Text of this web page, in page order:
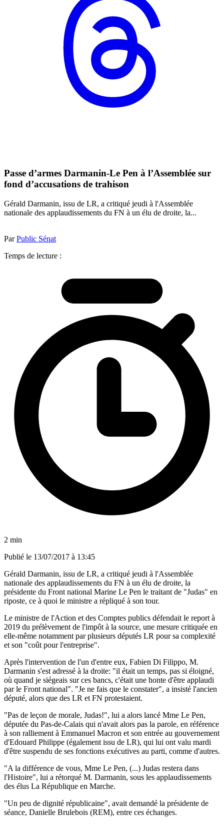
Passe d’armes Darmanin-Le Pen à l’Assemblée sur
fond d’accusations de trahison
Gérald Darmanin, issu de LR, a critiqué jeudi à l'Assemblée
nationale des applaudissements du FN à un élu de droite, la...
ParPublic Sénat
Temps de lecture :
2 min
Publié le 13/07/2017 à 13:45
Gérald Darmanin, issu de LR, a critiqué jeudi à l'Assemblée
nationale des applaudissements du FN à un élu de droite, la
présidente du Front national Marine Le Pen le traitant de "Judas" en
riposte, ce à quoi le ministre a répliqué à son tour.
Le ministre de l'Action et des Comptes publics défendait le report à
2019 du prélèvement de l'impôt à la source, une mesure critiquée en
elle-même notamment par plusieurs députés LR pour sa complexité
et son "coût pour l'entreprise".
Après l'intervention de l'un d'entre eux, Fabien Di Filippo, M.
Darmanin s'est adressé à la droite: "il était un temps, pas si éloigné,
où quand je siégeais sur ces bancs, c'était une honte d'être applaudi
par le Front national". "Je ne fais que le constater", a insisté l'ancien
député, alors que des LR et FN protestaient.
"Pas de leçon de morale, Judas!", lui a alors lancé Mme Le Pen,
députée du Pas-de-Calais qui n'avait alors pas la parole, en référence
à son ralliement à Emmanuel Macron et son entrée au gouvernement
d'Edouard Philippe (également issu de LR), qui lui ont valu mardi
d'être suspendu de ses fonctions exécutives au parti, comme d'autres.
"A la différence de vous, Mme Le Pen, (...) Judas restera dans
l'Histoire", lui a rétorqué M. Darmanin, sous les applaudissements
des élus La République en Marche.
"Un peu de dignité républicaine", avait demandé la présidente de
séance, Danielle Brulebois (REM), entre ces échanges.